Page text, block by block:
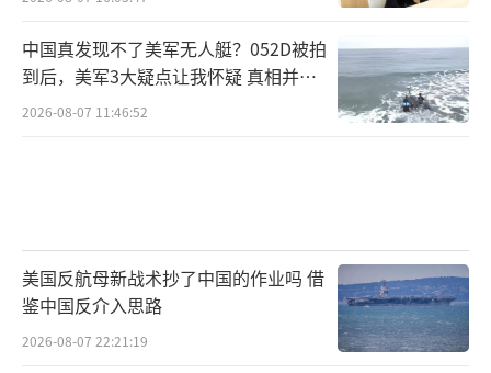
中国真发现不了美军无人艇？052D被拍
到后，美军3大疑点让我怀疑 真相并非
如此
2026-08-07 11:46:52
美国反航母新战术抄了中国的作业吗 借
鉴中国反介入思路
2026-08-07 22:21:19